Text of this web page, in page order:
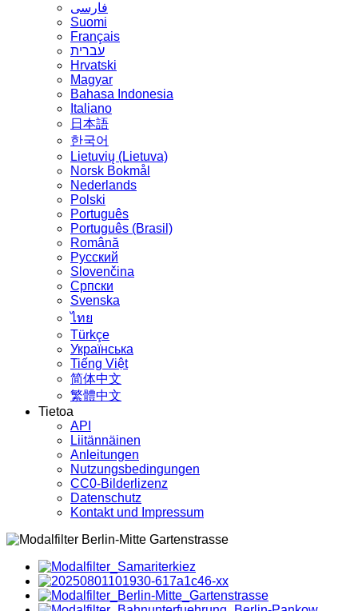
فارسی
Suomi
Français
עברית
Hrvatski
Magyar
Bahasa Indonesia
Italiano
日本語
한국어
Lietuvių (Lietuva)
‪Norsk Bokmål‬
Nederlands
Polski
Português
Português (Brasil)
Română
Русский
Slovenčina
Српски
Svenska
ไทย
Türkçe
Українська
Tiếng Việt
简体中文
繁體中文
Tietoa
API
Liitännäinen
Anleitungen
Nutzungsbedingungen
CC0-Bilderlizenz
Datenschutz
Kontakt und Impressum